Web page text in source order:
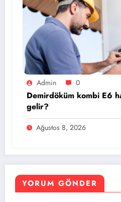
Admin 0
Demirdöküm kombi E6
gelir?
Ağustos 8, 2026
YORUM GÖNDER